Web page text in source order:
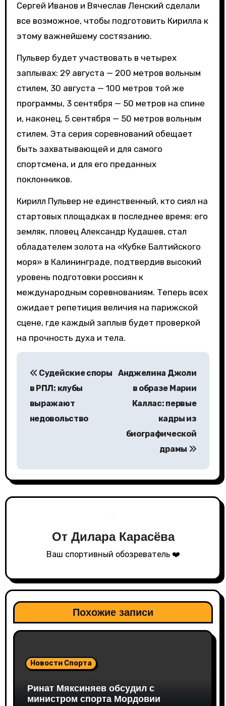
Сергей Иванов и Вячеслав Ленский сделали
все возможное, чтобы подготовить Кирилла к
этому важнейшему состязанию.
Пульвер будет участвовать в четырех
заплывах: 29 августа — 200 метров вольным
стилем, 30 августа — 100 метров той же
программы, 3 сентября — 50 метров на спине
и, наконец, 5 сентября — 50 метров вольным
стилем. Эта серия соревнований обещает
быть захватывающей и для самого
спортсмена, и для его преданных
поклонников.
Кирилл Пульвер не единственный, кто сиял на
стартовых площадках в последнее время: его
земляк, пловец Александр Кудашев, стал
обладателем золота на «Кубке Балтийского
моря» в Калининграде, подтвердив высокий
уровень подготовки россиян к
международным соревнованиям. Теперь всех
ожидает репетиция величия на парижской
сцене, где каждый заплыв будет проверкой
на прочность духа и тела.
а
ц
з
а
п
Судейские споры
в РПЛ: клубы
выражают
недовольство
Анджелина Джоли
в образе Марии
Каллас: первые
кадры из
биографической
драмы
От Дилара Карасёва
Ваш спортивный обозреватель ❤️
Похожие записи
Новости Спорта
Ринат Мяксиняев обсудил с
министром спорта Мордовии